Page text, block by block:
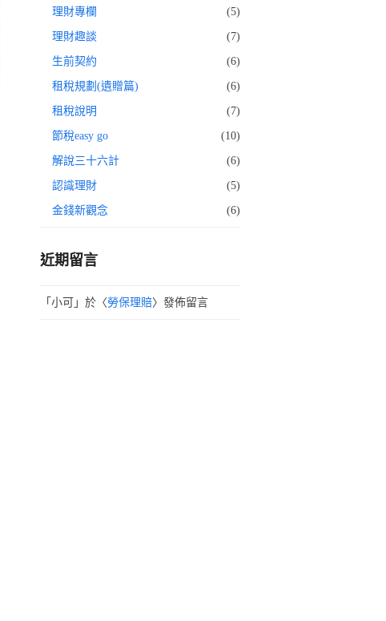
理財專欄 (5)
理財趣談 (7)
生前契約 (6)
租稅規劃(遺贈篇) (6)
租稅說明 (7)
節稅easy go (10)
解說三十六計 (6)
認識理財 (5)
金錢新觀念 (6)
近期留言
「 小可 」於〈勞保理賠〉發佈留言